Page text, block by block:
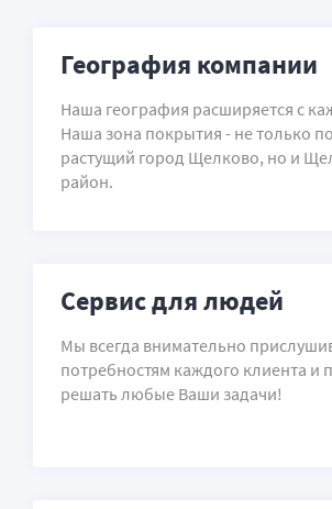
География компании
Наша география расширяется с
Наша зона покрытия - не только
растущий город Щелково, но и
район.
Сервис для людей
Мы всегда внимательно
потребностям каждого клиента и
решать любые Ваши задачи!